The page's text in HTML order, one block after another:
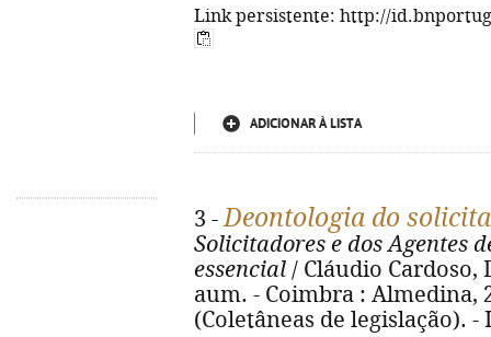
Link persistente: http://
ADICIONAR À LISTA
3 -Deontologia do
Solicitadores e dos Agentes
essencial / Cláudio Cardoso,
aum. - Coimbra : Almedina,
(Coletâneas de legislação). -